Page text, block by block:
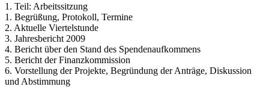
1. Teil: Arbeitssitzung
1. Begrüßung, Protokoll, Termine
2. Aktuelle Viertelstunde
3. Jahresbericht 2009
4. Bericht über den Stand des Spendenaufkommens
5. Bericht der Finanzkommission
6. Vorstellung der Projekte, Begründung der Anträge, Diskussion
und Abstimmung